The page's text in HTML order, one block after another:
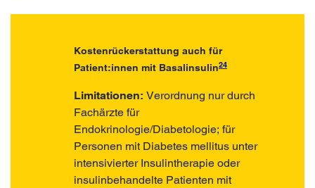
Kostenrückerstattung auch für
Patient:innen mit Basalinsulin24
Limitationen: Verordnung nur durch
Fachärzte für
Endokrinologie/Diabetologie; für
Personen mit Diabetes mellitus unter
intensivierter Insulintherapie oder
insulinbehandelte Patienten mit